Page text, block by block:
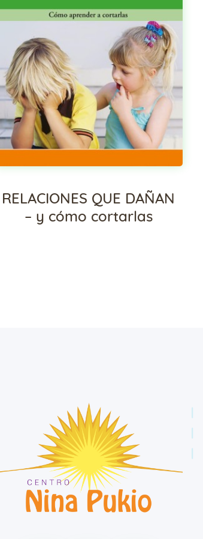
RELACIONES QUE DAÑAN
– y cómo cortarlas